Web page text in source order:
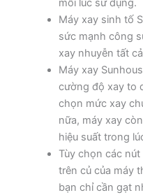
mỗi lúc sử dụng.
Máy xay sinh tố
sức mạnh công
xay nhuyễn tất
Máy xay
cường độ xay to
chọn mức xay
nữa, máy xay
hiệu suất trong
Tùy chọn các
trên củ của máy
bạn chỉ cần gạt